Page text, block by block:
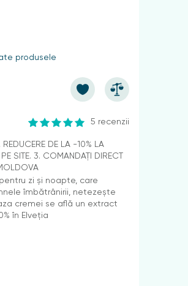
produsele
5 recenzii
REDUCERE DE LA -10% LA
SITE. 3. COMANDAȚI DIRECT
zi și noapte, care
îmbătrânirii, netezește
cremei se află un extract
în Elveția